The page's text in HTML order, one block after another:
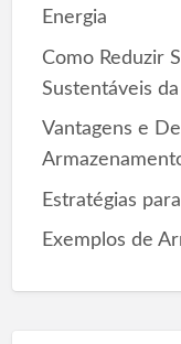
rEnergia
Como Reduzir
Sustentáveis
Vantagens e
Estratégias
Exemplos de